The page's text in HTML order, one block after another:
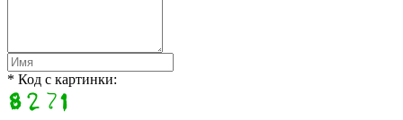
* Код с картинки: